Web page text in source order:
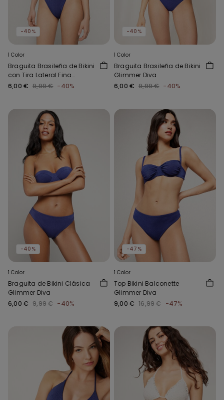
-40%
1 Color
Braguita Brasileña de Bikini
con Tira Lateral Fina
Glimmer Diva
6,00 € 9,99 € -40%
-40%
1 Color
Braguita Brasileña de Bikini
Glimmer Diva
6,00 € 9,99 € -40%
-40%
1 Color
Braguita de Bikini Clásica
Glimmer Diva
6,00 € 9,99 € -40%
-47%
1 Color
Top Bikini Balconette
Glimmer Diva
9,00 € 16,99 € -47%